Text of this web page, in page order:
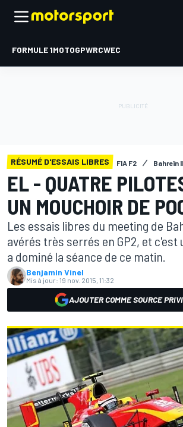
FORMULE 1MOTOGPWRCWEC
RÉSUMÉ D'ESSAIS LIBRES FIA F2 Bahreïn II
EL - QUATRE
UN MOUCHOIR DE
Les essais libres du meeting de
avérés très serrés en GP2, et c'est
a dominé la séance de ce matin.
Benjamin Vinel
Mis à jour: 19 nov. 2015, 11:32
AJOUTER COMME SOURCE